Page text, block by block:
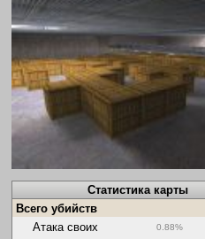
Статистика карты
Всего убийств
Атака своих
0.88%